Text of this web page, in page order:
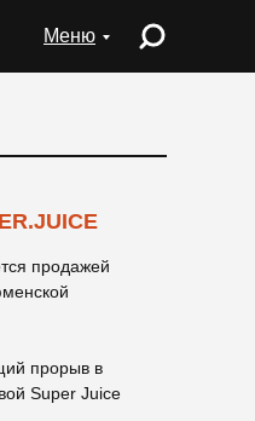
Меню
продажей
прорыв в
Super Juice